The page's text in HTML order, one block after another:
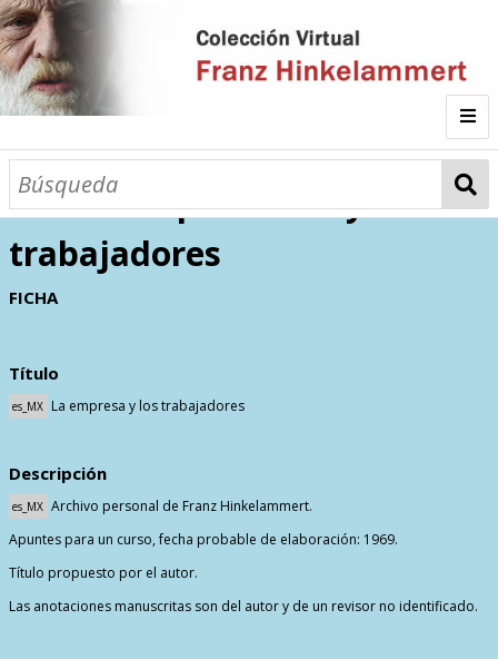
Inicio
Autor
Listado por
Contactos
La empresa y los
trabajadores
FICHA
Título
es_MX La empresa y los trabajadores
Descripción
es_MX Archivo personal de Franz Hinkelammert.
Apuntes para un curso, fecha probable de elaboración: 1969.
Título propuesto por el autor.
Las anotaciones manuscritas son del autor y de un revisor no identificado.